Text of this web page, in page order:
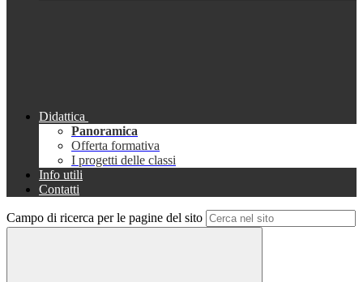
Didattica
Panoramica
Offerta formativa
I progetti delle classi
Info utili
Contatti
Campo di ricerca per le pagine del sito